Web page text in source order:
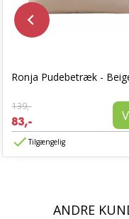
Ronja Pudebetræk -
139,-
83,-
Tilgængelig
ANDRE